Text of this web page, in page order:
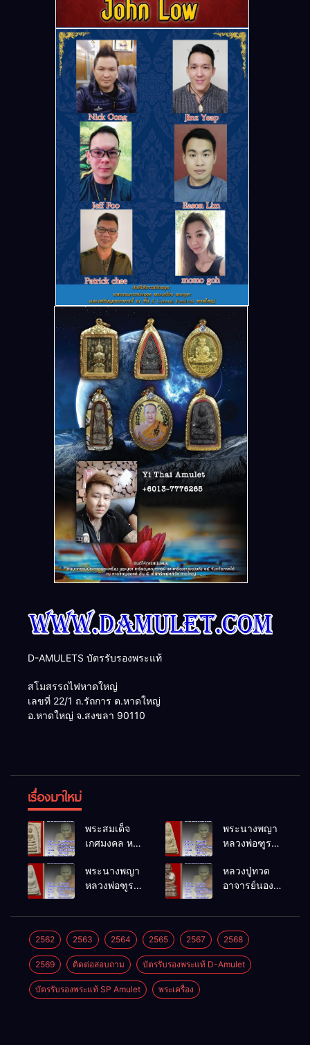
D-AMULETS บัตรรับรองพระแท้
สโมสรรถไฟหาดใหญ่
เลขที่ 22/1 ถ.รัถการ ต.หาดใหญ่
อ.หาดใหญ่ จ.สงขลา 90110
เรื่องมาใหม่
พระสมเด็จ
เกศมงคล หล
โพธิ์นิมิตร
พ.ศ.2512
พระนางพญา
หลวงพ่อฑูรย์
พ.ศ.2512
พระนางพญา
หลวงพ่อฑูรย์
พ.ศ.2512
หลวงปู่ทวด
อาจารย์นอง
พ.ศ.2541
2562 2563 2564 2565 2567 2568
2569 ติดต่อสอบถาม บัตรรับรองพระแท้ D-Amulet
บัตรรับรองพระแท้ SP Amulet พระเครื่อง